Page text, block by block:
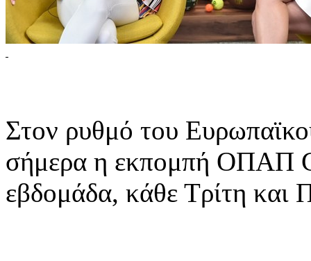
Στον ρυθμό του
σήμερα η εκπομπή ΟΠΑΠ
εβδομάδα, κάθε Τρίτη